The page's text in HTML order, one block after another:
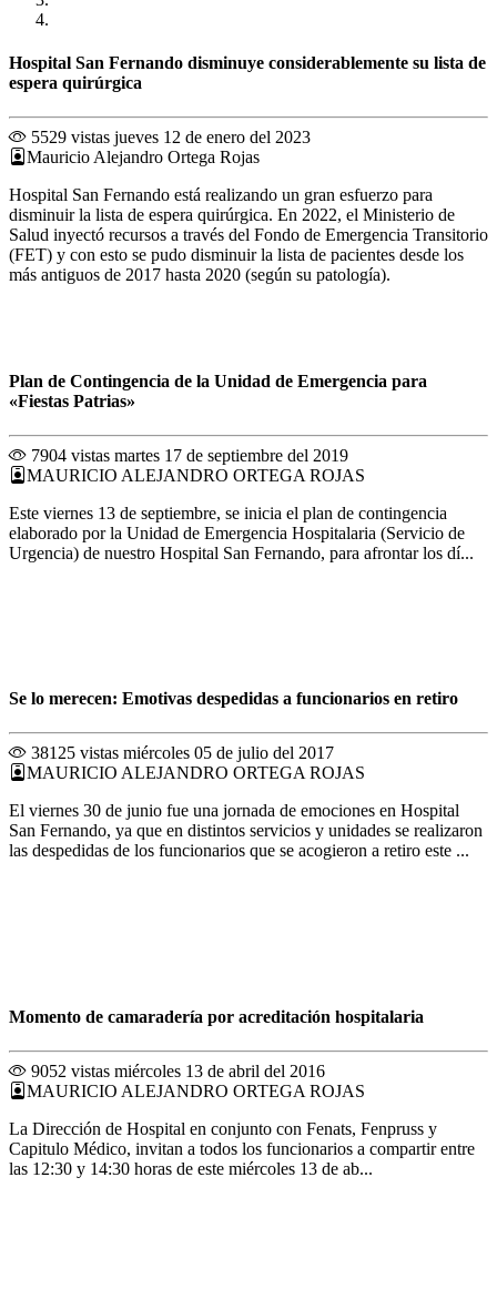
Hospital San Fernando disminuye considerablemente su lista de
espera quirúrgica
5529 vistas jueves 12 de enero del 2023
Mauricio Alejandro Ortega Rojas
Hospital San Fernando está realizando un gran esfuerzo para
disminuir la lista de espera quirúrgica. En 2022, el Ministerio de
Salud inyectó recursos a través del Fondo de Emergencia Transitorio
(FET) y con esto se pudo disminuir la lista de pacientes desde los
más antiguos de 2017 hasta 2020 (según su patología).
Plan de Contingencia de la Unidad de Emergencia para
«Fiestas Patrias»
7904 vistas martes 17 de septiembre del 2019
MAURICIO ALEJANDRO ORTEGA ROJAS
Este viernes 13 de septiembre, se inicia el plan de contingencia
elaborado por la Unidad de Emergencia Hospitalaria (Servicio de
Urgencia) de nuestro Hospital San Fernando, para afrontar los dí...
Se lo merecen: Emotivas despedidas a funcionarios en retiro
38125 vistas miércoles 05 de julio del 2017
MAURICIO ALEJANDRO ORTEGA ROJAS
El viernes 30 de junio fue una jornada de emociones en Hospital
San Fernando, ya que en distintos servicios y unidades se realizaron
las despedidas de los funcionarios que se acogieron a retiro este ...
Momento de camaradería por acreditación hospitalaria
9052 vistas miércoles 13 de abril del 2016
MAURICIO ALEJANDRO ORTEGA ROJAS
La Dirección de Hospital en conjunto con Fenats, Fenpruss y
Capitulo Médico, invitan a todos los funcionarios a compartir entre
las 12:30 y 14:30 horas de este miércoles 13 de ab...